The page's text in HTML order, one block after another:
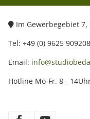
Im Gewerbegebiet
Tel: +49 (0) 9625
Email:
Hotline Mo-Fr. 8 -